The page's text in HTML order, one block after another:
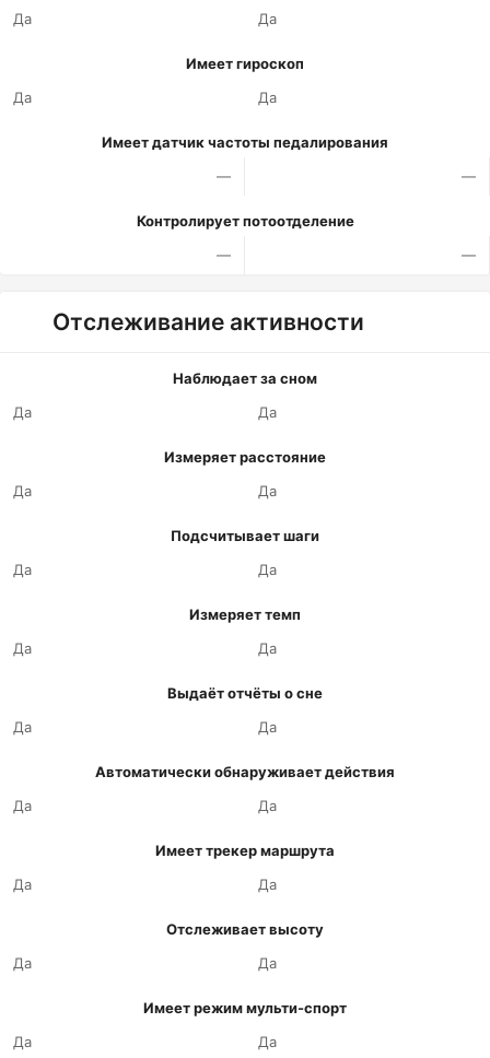
Да
Да
Имеет гироскоп
Да
Да
Имеет датчик частоты педалирования
—
—
Контролирует потоотделение
—
—
Отслеживание активности
Наблюдает за сном
Да
Да
Измеряет расстояние
Да
Да
Подсчитывает шаги
Да
Да
Измеряет темп
Да
Да
Выдаёт отчёты о сне
Да
Да
Автоматически обнаруживает действия
Да
Да
Имеет трекер маршрута
Да
Да
Отслеживает высоту
Да
Да
Имеет режим мульти-спорт
Да
Да